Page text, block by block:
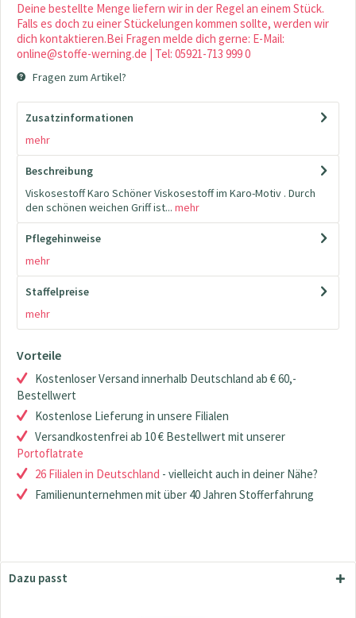
Deine bestellte Menge liefern wir in der Regel an einem Stück.
Falls es doch zu einer Stückelungen kommen sollte, werden wir
dich kontaktieren.Bei Fragen melde dich gerne: E-Mail:
online@stoffe-werning.de | Tel: 05921-713 999 0
Fragen zum Artikel?
Zusatzinformationen
mehr
Beschreibung
Viskosestoff Karo Schöner Viskosestoff im Karo-Motiv . Durch
den schönen weichen Griff ist... mehr
Pflegehinweise
mehr
Staffelpreise
mehr
Vorteile
Kostenloser Versand innerhalb Deutschland ab € 60,-
Bestellwert
Kostenlose Lieferung in unsere Filialen
Versandkostenfrei ab 10 € Bestellwert mit unserer
Portoflatrate
26 Filialen in Deutschland - vielleicht auch in deiner Nähe?
Familienunternehmen mit über 40 Jahren Stofferfahrung
Dazu passt